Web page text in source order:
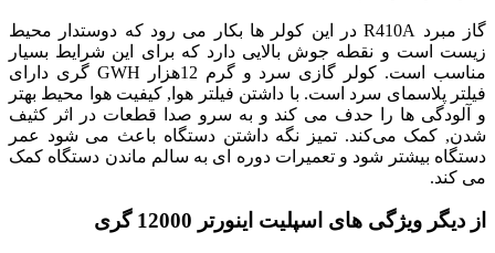
گاز مبرد R410A در این کولر ها بکار می رود که دوستدار محیط
زیست است و نقطه جوش بالایی دارد که برای این شرایط بسیار
مناسب است. کولر گازی سرد و گرم 12هزار GWH گری دارای
فیلتر پلاسمای سرد است. با داشتن فیلتر هوا, کیفیت هوا محیط بهتر
و آلودگی ها را حدف می کند و به سرو صدا قطعات در اثر کثیف
شدن, کمک می‌کند. تمیز نگه داشتن دستگاه باعث می شود عمر
دستگاه بیشتر شود و تعمیرات دوره ای به سالم ماندن دستگاه کمک
می کند.
از دیگر ویژگی های اسپلیت اینورتر 12000 گری